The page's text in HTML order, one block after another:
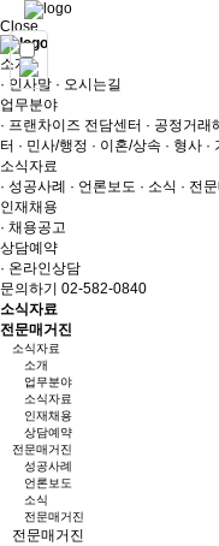
Close
소개
· 인사말 · 오시는길
업무분야
· 프랜차이즈 전담센터 · 공정거래
터 · 민사/행정 · 이혼/상속 · 형사 ·
소식자료
· 성공사례 · 언론보도 · 소식 · 전
인재채용
· 채용공고
상담예약
· 온라인상담
문의하기 02-582-0840
소식자료
전문매거진
소식자료
소개
업무분야
소식자료
인재채용
상담예약
전문매거진
성공사례
언론보도
소식
전문매거진
전문매거진